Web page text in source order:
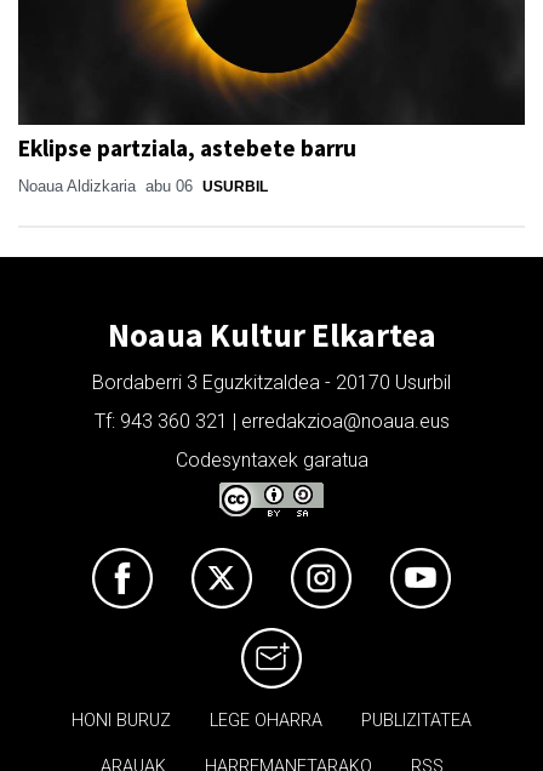
Eklipse partziala, astebete barru
Noaua Aldizkaria abu 06 USURBIL
Noaua Kultur Elkartea
Bordaberri 3 Eguzkitzaldea - 20170 Usurbil
Tf: 943 360 321 | erredakzioa@noaua.eus
Codesyntaxek garatua
HONI BURUZ LEGE OHARRA PUBLIZITATEA